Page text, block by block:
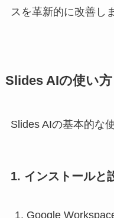
スを革新的に改善し
Slides AIの使い方
Slides AIの基本的な
1. インストールと
Google